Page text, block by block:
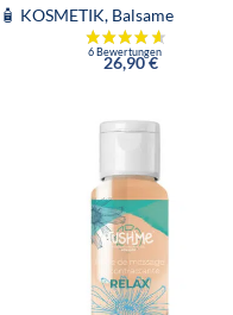
🧴 KOSMETIK, Balsame
26,90€